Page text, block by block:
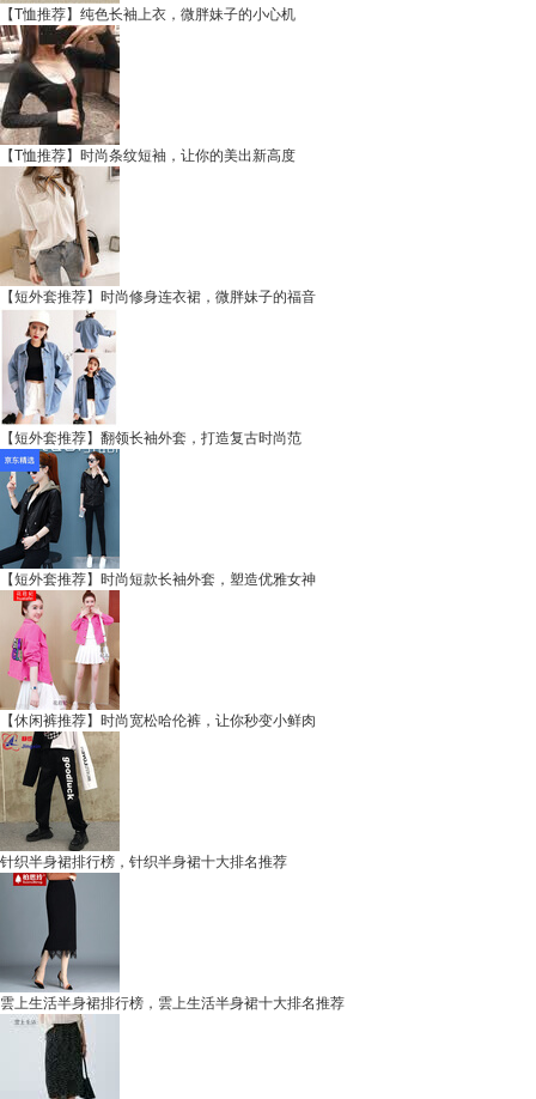
【T恤推荐】纯色长袖上衣，微胖妹子的小心机
【T恤推荐】时尚条纹短袖，让你的美出新高度
【短外套推荐】时尚修身连衣裙，微胖妹子的福音
【短外套推荐】翻领长袖外套，打造复古时尚范
【短外套推荐】时尚短款长袖外套，塑造优雅女神
【休闲裤推荐】时尚宽松哈伦裤，让你秒变小鲜肉
针织半身裙排行榜，针织半身裙十大排名推荐
雲上生活半身裙排行榜，雲上生活半身裙十大排名推荐